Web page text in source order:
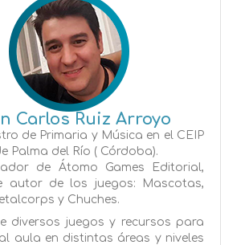
Carlos Ruiz Arroyo
de Primaria y Música en el CEIP
Palma del Río ( Córdoba).
de Átomo Games Editorial,
autor de los juegos: Mascotas,
y Chuches.
diversos juegos y recursos para
aula en distintas áreas y niveles